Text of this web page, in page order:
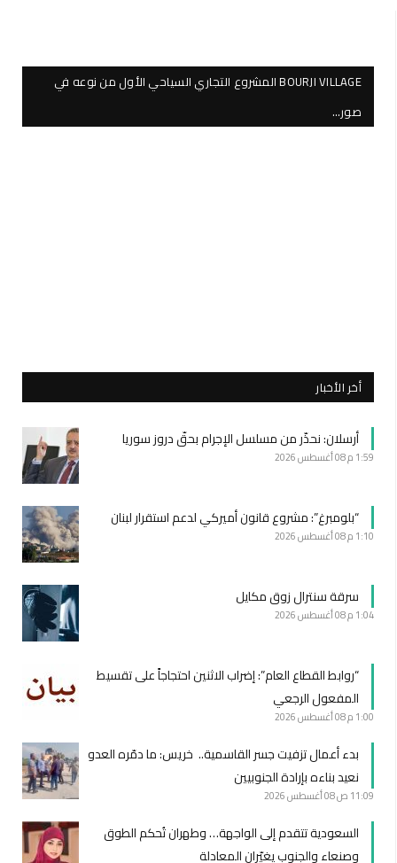
BOURJI VILLAGE المشروع التجاري السياحي الأول من نوعه في
صور…
أخر الأخبار
أرسلان: نحذّر من مسلسل الإجرام بحقّ دروز سوريا
1:59 م 08 أغسطس 2026
“بلومبرغ”: مشروع قانون أميركي لدعم استقرار لبنان
1:10 م 08 أغسطس 2026
سرقة سنترال زوق مكايل
1:04 م 08 أغسطس 2026
“روابط القطاع العام”: إضراب الاثنين احتجاجاً على تقسيط
المفعول الرجعي
1:00 م 08 أغسطس 2026
بدء أعمال تزفيت جسر القاسمية.. خريس: ما دمّره العدو
نعيد بناءه بإرادة الجنوبيين
11:09 ص 08 أغسطس 2026
السعودية تتقدم إلى الواجهة… وطهران تُحكم الطوق
وصنعاء والجنوب يغيّران المعادلة